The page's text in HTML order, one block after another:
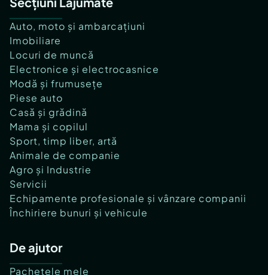
Auto, moto și ambarcațiuni
Imobiliare
Locuri de muncă
Electronice și electrocasnice
Modă și frumusețe
Piese auto
Casă și grădină
Mama și copilul
Sport, timp liber, artă
Animale de companie
Agro și Industrie
Servicii
Echipamente profesionale și vânzare companii
Închiriere bunuri și vehicule
De ajutor
Pachetele mele